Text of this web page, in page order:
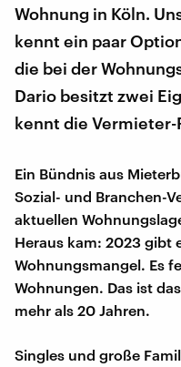
Wohnung in Köln.
kennt ein paar
die bei der
Dario besitzt zwei
kennt die
Ein Bündnis aus
Sozial- und Branchen-
aktuellen
Heraus kam: 2023 gibt
Wohnungsmangel. Es
Wohnungen. Das ist
mehr als 20 Jahren.
Singles und große